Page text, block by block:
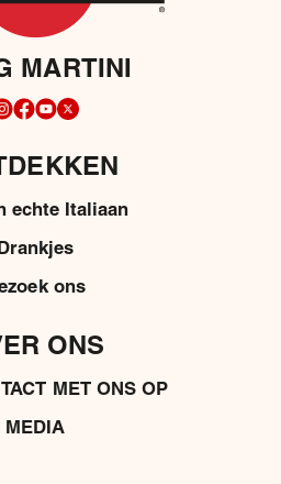
MARTINI
echte Italiaan
Drankjes
ons
ONS
MET ONS OP
MEDIA